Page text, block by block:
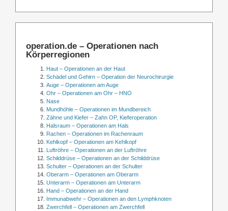
operation.de – Operationen nach
Körperregionen
Haut – Operationen an der Haut
Schädel und Gehirn – Operation der Neurochirurgie
Auge – Operationen am Auge
Ohr – Operationen am Ohr – HNO
Nase
Mundhöhle – Operationen im Mundbereich
Zähne und Kiefer – Zahn OP, Kieferoperation
Halsraum – Operationen am Hals
Rachen – Operationen im Rachenraum
Kehlkopf – Operationen am Kehlkopf
Luftröhre – Operationen an der Luftröhre
Schilddrüse – Operationen an der Schilddrüse
Schulter – Operationen an der Schulter
Oberarm – Operationen am Oberarm
Unterarm – Operationen am Unterarm
Hand – Operationen an der Hand
Immunabwehr – Operationen an den Lymphknoten
Zwerchfell – Operationen am Zwerchfell